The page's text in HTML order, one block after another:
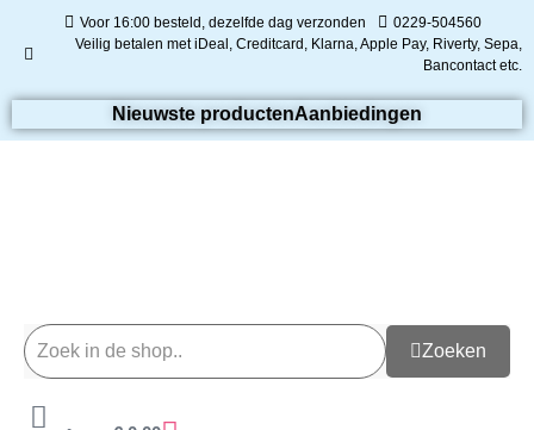
Voor 16:00 besteld, dezelfde dag verzonden
0229-504560
Veilig betalen met iDeal, Creditcard, Klarna, Apple Pay, Riverty, Sepa,
Bancontact etc.
Nieuwste productenAanbiedingen
Zoeken